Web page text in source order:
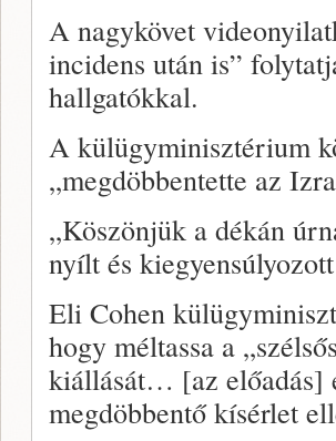
A nagykövet
incidens után is”
hallgatókkal.
A külügyminisztérium
„megdöbbentette az
„Köszönjük a dékán
nyílt és
Eli Cohen
hogy méltassa a
kiállását… [az előadás]
megdöbbentő kísérlet